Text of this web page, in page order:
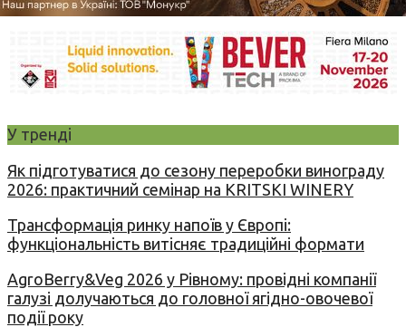
У тренді
Як підготуватися до сезону переробки винограду
2026: практичний семінар на KRITSKI WINERY
Трансформація ринку напоїв у Європі:
функціональність витісняє традиційні формати
AgroBerry&Veg 2026 у Рівному: провідні компанії
галузі долучаються до головної ягідно-овочевої
події року